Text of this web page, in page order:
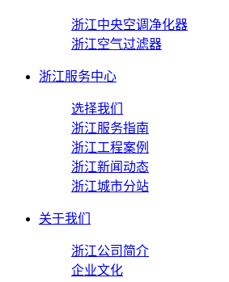
浙江中央空调净化器
浙江空气过滤器
浙江服务中心
选择我们
浙江服务指南
浙江工程案例
浙江新闻动态
浙江城市分站
关于我们
浙江公司简介
企业文化